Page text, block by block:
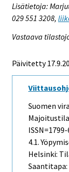
Lisätietoja:
029 551 3208,
Vastaava
Päivitetty
Suomen
ISSN=1799-
4.1.
Helsinki:
Saantitapa: